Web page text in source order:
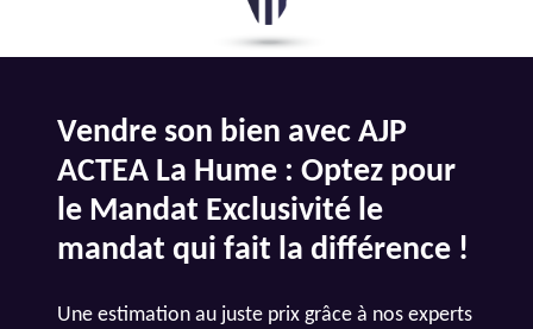
Vendre son bien avec AJP
ACTEA La Hume : Optez pour
le Mandat Exclusivité le
mandat qui fait la différence !
Une estimation au juste prix grâce à nos experts